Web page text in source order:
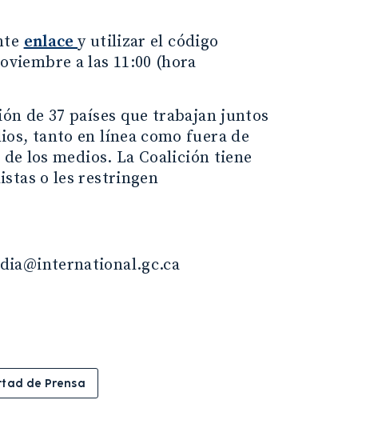
enlacey utilizar el código
a las 11:00 (hora
de 37 países que trabajan juntos
tanto en línea como fuera de
los medios. La Coalición tiene
o les restringen
de Prensa